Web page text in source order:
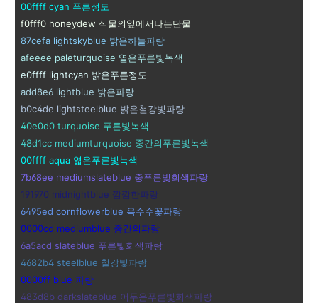
00ffff cyan 푸른정도
f0fff0 honeydew 식물의잎에서나는단물
87cefa lightskyblue 밝은하늘파랑
afeeee paleturquoise 옅은푸른빛녹색
e0ffff lightcyan 밝은푸른정도
add8e6 lightblue 밝은파랑
b0c4de lightsteelblue 밝은철강빛파랑
40e0d0 turquoise 푸른빛녹색
48d1cc mediumturquoise 중간의푸른빛녹색
00ffff aqua 엷은푸른빛녹색
7b68ee mediumslateblue 중푸른빛회색파랑
191970 midnightblue 깜깜한파랑
6495ed cornflowerblue 옥수수꽃파랑
0000cd mediumblue 중간의파랑
6a5acd slateblue 푸른빛회색파랑
4682b4 steelblue 철강빛파랑
0000ff blue 파랑
483d8b darkslateblue 어두운푸른빛회색파랑